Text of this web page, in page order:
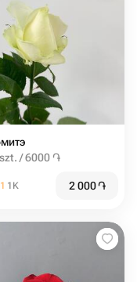
/ 6000 ֏
1K 2 000֏